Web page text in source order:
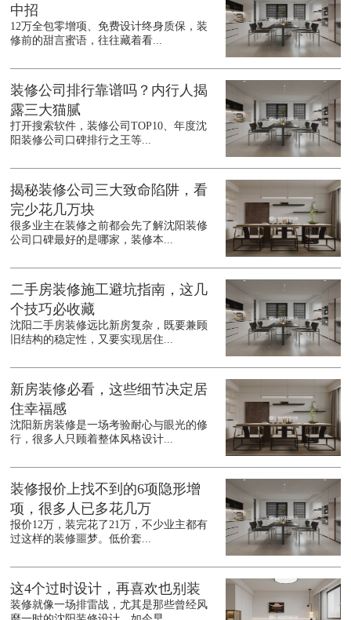
中招
12万全包零增项、免费设计终身质保，装
修前的甜言蜜语，往往藏着看...
装修公司排行靠谱吗？内行人揭
露三大猫腻
打开搜索软件，装修公司TOP10、年度沈
阳装修公司口碑排行之王等...
揭秘装修公司三大致命陷阱，看
完少花几万块
很多业主在装修之前都会先了解沈阳装修
公司口碑最好的是哪家，装修本...
二手房装修施工避坑指南，这几
个技巧必收藏
沈阳二手房装修远比新房复杂，既要兼顾
旧结构的稳定性，又要实现居住...
新房装修必看，这些细节决定居
住幸福感
沈阳新房装修是一场考验耐心与眼光的修
行，很多人只顾着整体风格设计...
装修报价上找不到的6项隐形增
项，很多人已多花几万
报价12万，装完花了21万，不少业主都有
过这样的装修噩梦。低价套...
这4个过时设计，再喜欢也别装
装修就像一场排雷战，尤其是那些曾经风